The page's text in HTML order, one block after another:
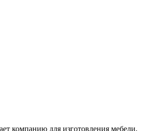
компанию для изготовления мебели,